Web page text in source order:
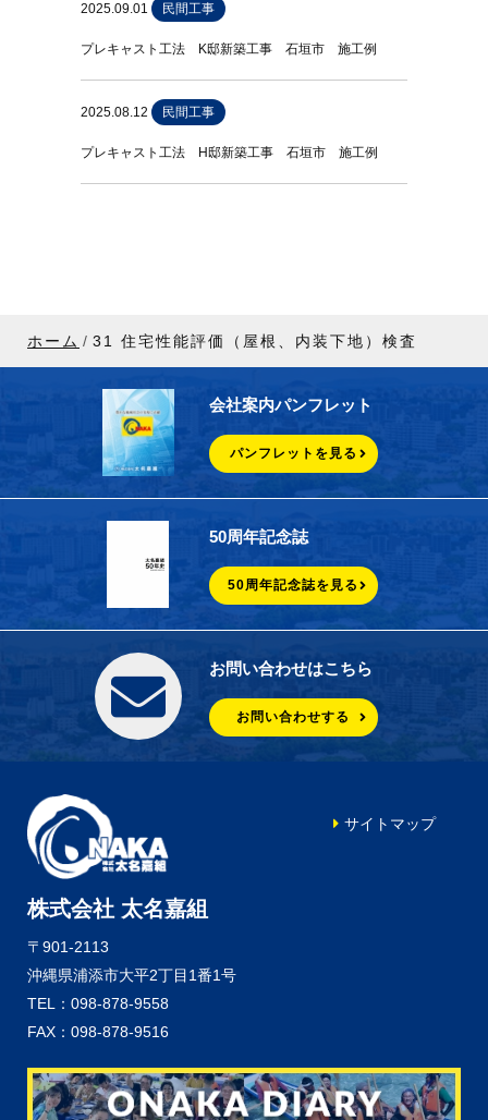
2025.09.01 民間工事
プレキャスト工法 K邸新築工事 石垣市 施工例
2025.08.12 民間工事
プレキャスト工法 H邸新築工事 石垣市 施工例
ホーム 31 住宅性能評価（屋根、内装下地）検査
会社案内パンフレット
パンフレットを見る
50周年記念誌
50周年記念誌を見る
お問い合わせはこちら
お問い合わせする
株式会社 太名嘉組
〒901-2113
沖縄県浦添市大平2丁目1番1号
TEL：098-878-9558
FAX：098-878-9516
サイトマップ